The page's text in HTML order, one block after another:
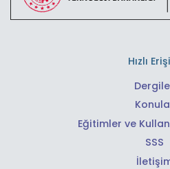
Hızlı
Eğitimler ve
SSS